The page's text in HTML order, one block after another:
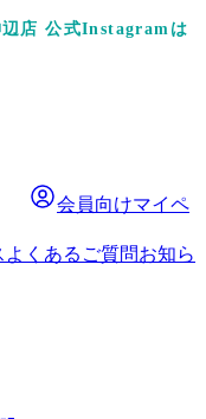
店 公式Instagramは
会員向けマイペ
よくあるご質問お知ら